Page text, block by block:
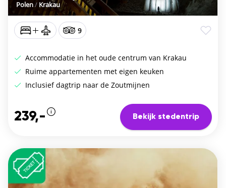
Polen/ Krakau
9
Accommodatie in het oude centrum van Krakau
Ruime appartementen met eigen keuken
Inclusief dagtrip naar de Zoutmijnen
239,- Bekijk stedentrip